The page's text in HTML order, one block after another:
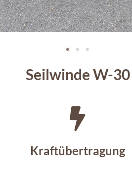
Seilwinde W-30
Kraftübertragung